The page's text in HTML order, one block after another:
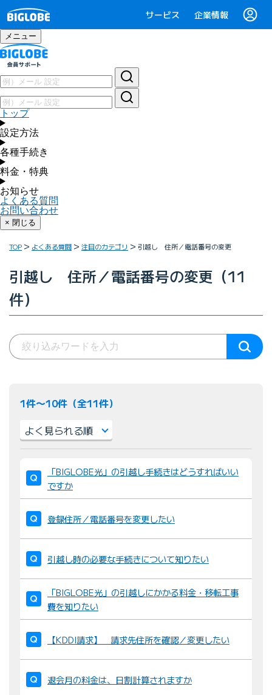
サービス 企業情報
メニュー
トップ
設定方法
各種手続き
料金・特典
お知らせ
よくある質問
お問い合わせ
× 閉じる
TOP よくある質問 注目のカテゴリ 引越し 住所／電話番号の変更
引越し 住所／電話番号の変更（11
件）
1件〜10件（全11件）
び
替
え
：
「BIGLOBE光」の引越し手続きはどうすればいい
ですか
登録住所／電話番号を変更したい
引越し時の必要な手続きについて知りたい
「BIGLOBE光」の引越しにかかる料金・移転工事
費を知りたい
【KDDI請求】 請求先住所を確認／変更したい
退会月の料金は、日割計算されますか